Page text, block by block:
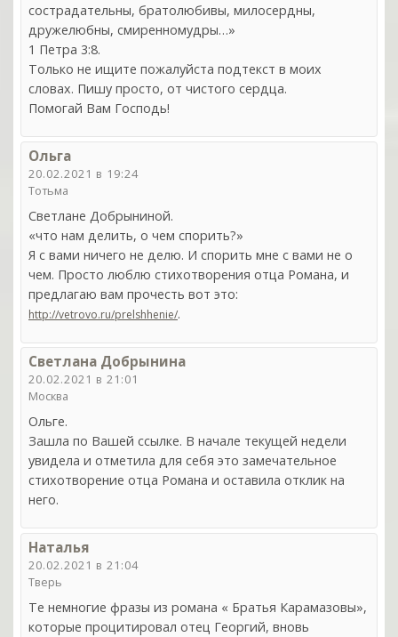
сострадательны, братолюбивы, милосердны,
дружелюбны, смиренномудры…»
1 Петра 3:8.
Только не ищите пожалуйста подтекст в моих
словах. Пишу просто, от чистого сердца.
Помогай Вам Господь!
Ольга
20.02.2021 в 19:24
Тотьма
Светлане Добрыниной.
«что нам делить, о чем спорить?»
Я с вами ничего не делю. И спорить мне с вами не о
чем. Просто люблю стихотворения отца Романа, и
предлагаю вам прочесть вот это:
http://vetrovo.ru/prelshhenie/.
Светлана Добрынина
20.02.2021 в 21:01
Москва
Ольге.
Зашла по Вашей ссылке. В начале текущей недели
увидела и отметила для себя это замечательное
стихотворение отца Романа и оставила отклик на
него.
Наталья
20.02.2021 в 21:04
Тверь
Те немногие фразы из романа « Братья Карамазовы»,
которые процитировал отец Георгий, вновь